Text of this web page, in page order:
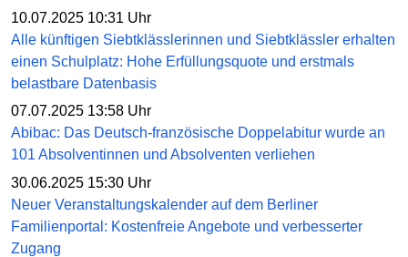
10.07.2025 10:31 Uhr
Alle künftigen Siebtklässlerinnen und Siebtklässler erhalten
einen Schulplatz: Hohe Erfüllungsquote und erstmals
belastbare Datenbasis
07.07.2025 13:58 Uhr
Abibac: Das Deutsch-französische Doppelabitur wurde an
101 Absolventinnen und Absolventen verliehen
30.06.2025 15:30 Uhr
Neuer Veranstaltungskalender auf dem Berliner
Familienportal: Kostenfreie Angebote und verbesserter
Zugang